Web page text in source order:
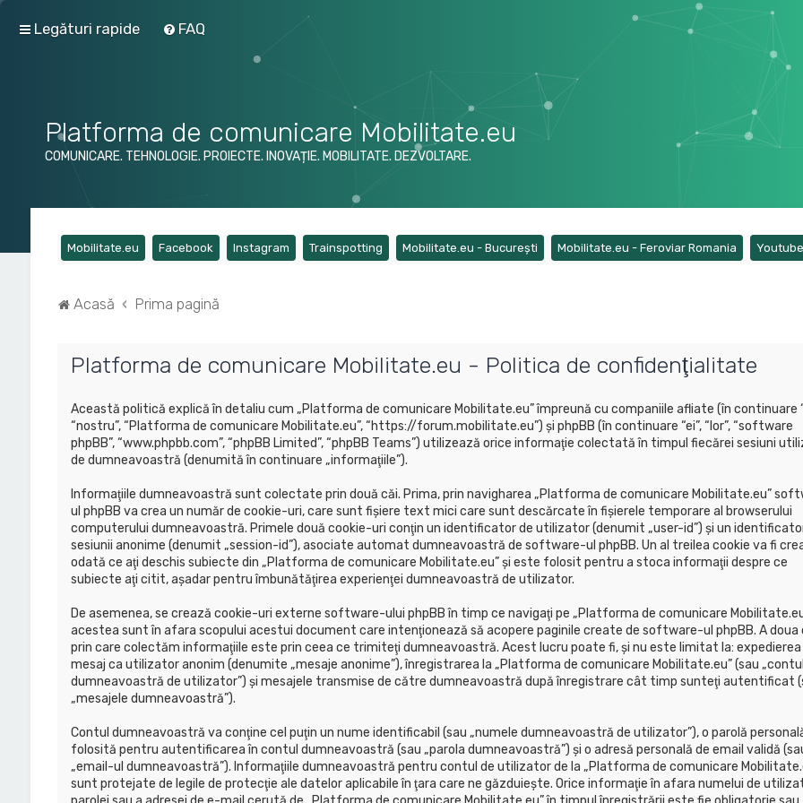
Legături rapide FAQ
Platforma de comunicare Mobilitate.eu
COMUNICARE. TEHNOLOGIE. PROIECTE. INOVAȚIE. MOBILITATE. DEZVOLTARE.
Mobilitate.eu(Opens a new tab)
Facebook(Opens a new tab)
Instagram(Opens a new tab)
Trainspotting(Opens a new tab)
Mobilitate.eu - București(Opens a new tab)
Mobilitate.eu - Feroviar Romania(Opens a
Youtube
Acasă Prima pagină
Platforma de comunicare Mobilitate.eu - Politica de confidenţialitate
Această politică explică în detaliu cum „Platforma de comunicare Mobilitate.eu” împreună cu companiile afliate (în continuare
“nostru”, “Platforma de comunicare Mobilitate.eu”, “https://forum.mobilitate.eu”) şi phpBB (în continuare “ei”, “lor”, “software
phpBB”, “www.phpbb.com”, “phpBB Limited”, “phpBB Teams”) utilizează orice informaţie colectată în timpul fiecărei sesiuni
de dumneavoastră (denumită în continuare „informaţiile”).
Informaţiile dumneavoastră sunt colectate prin două căi. Prima, prin navigharea „Platforma de comunicare Mobilitate.eu”
ul phpBB va crea un număr de cookie-uri, care sunt fişiere text mici care sunt descărcate în fişierele temporare al browserului
computerului dumneavoastră. Primele două cookie-uri conţin un identificator de utilizator (denumit „user-id”) şi un
sesiunii anonime (denumit „session-id”), asociate automat dumneavoastră de software-ul phpBB. Un al treilea cookie va fi
odată ce aţi deschis subiecte din „Platforma de comunicare Mobilitate.eu” şi este folosit pentru a stoca informaţii despre ce
subiecte aţi citit, aşadar pentru îmbunătăţirea experienţei dumneavoastră de utilizator.
De asemenea, se crează cookie-uri externe software-ului phpBB în timp ce navigaţi pe „Platforma de comunicare
acestea sunt în afara scopului acestui document care intenţionează să acopere paginile create de software-ul phpBB. A doua
prin care colectăm informaţiile este prin ceea ce trimiteţi dumneavoastră. Acest lucru poate fi, şi nu este limitat la: expedierea
mesaj ca utilizator anonim (denumite „mesaje anonime”), înregistrarea la „Platforma de comunicare Mobilitate.eu” (sau „contul
dumneavoastră de utilizator”) şi mesajele transmise de către dumneavoastră după înregistrare cât timp sunteţi autentificat
„mesajele dumneavoastră”).
Contul dumneavoastră va conţine cel puţin un nume identificabil (sau „numele dumneavoastră de utilizator”), o parolă
folosită pentru autentificarea în contul dumneavoastră (sau „parola dumneavoastră”) şi o adresă personală de email validă
„email-ul dumneavoastră”). Informaţiile dumneavoastră pentru contul de utilizator de la „Platforma de comunicare
sunt protejate de legile de protecţie ale datelor aplicabile în ţara care ne găzduieşte. Orice informaţie în afara numelui de